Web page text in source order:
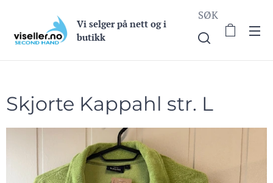
Vi selger på nett og i
butikk
SØK
Skjorte Kappahl str. L